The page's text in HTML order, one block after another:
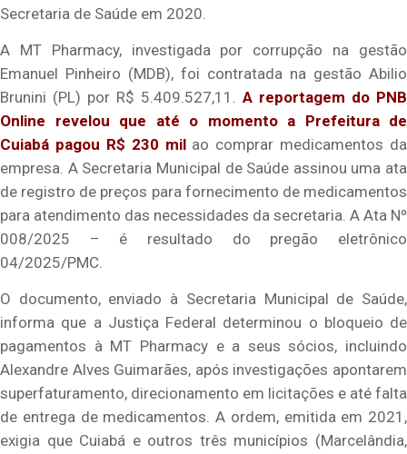
Secretaria de Saúde em 2020.
A MT Pharmacy, investigada por corrupção na gestão
Emanuel Pinheiro (MDB), foi contratada na gestão Abilio
Brunini (PL) por R$ 5.409.527,11. A reportagem do PNB
Online revelou que até o momento a Prefeitura de
Cuiabá pagou R$ 230 mil ao comprar medicamentos da
empresa. A Secretaria Municipal de Saúde assinou uma ata
de registro de preços para fornecimento de medicamentos
para atendimento das necessidades da secretaria. A Ata Nº
008/2025 – é resultado do pregão eletrônico
04/2025/PMC.
O documento, enviado à Secretaria Municipal de Saúde,
informa que a Justiça Federal determinou o bloqueio de
pagamentos à MT Pharmacy e a seus sócios, incluindo
Alexandre Alves Guimarães, após investigações apontarem
superfaturamento, direcionamento em licitações e até falta
de entrega de medicamentos. A ordem, emitida em 2021,
exigia que Cuiabá e outros três municípios (Marcelândia,